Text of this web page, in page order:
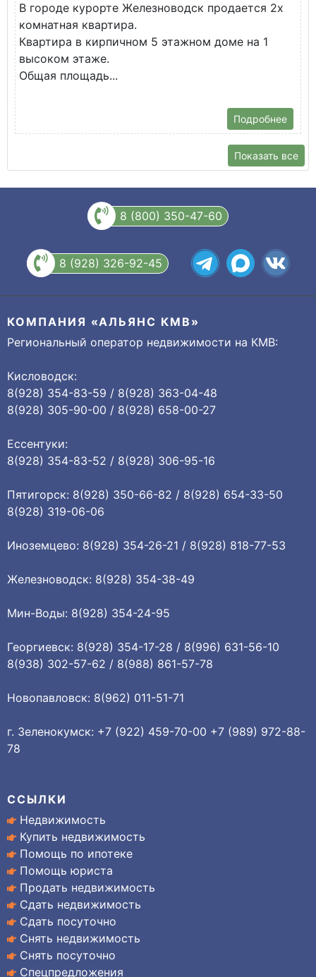
В городе курорте Железноводск продается 2х
комнатная квартира.
Квартира в кирпичном 5 этажном доме на 1
высоком этаже.
Общая площадь...
Подробнее
Показать все
8 (800) 350-47-60
8 (928) 326-92-45
КОМПАНИЯ «АЛЬЯНС КМВ»
Региональный оператор недвижимости на КМВ:
Кисловодск:
8(928) 354-83-59 / 8(928) 363-04-48
8(928) 305-90-00 / 8(928) 658-00-27
Ессентуки:
8(928) 354-83-52 / 8(928) 306-95-16
Пятигорск: 8(928) 350-66-82 / 8(928) 654-33-50
8(928) 319-06-06
Иноземцево: 8(928) 354-26-21 / 8(928) 818-77-53
Железноводск: 8(928) 354-38-49
Мин-Воды: 8(928) 354-24-95
Георгиевск: 8(928) 354-17-28 / 8(996) 631-56-10
8(938) 302-57-62 / 8(988) 861-57-78
Новопавловск: 8(962) 011-51-71
г. Зеленокумск: +7 (922) 459-70-00 +7 (989) 972-88-
78
ССЫЛКИ
Недвижимость
Купить недвижимость
Помощь по ипотеке
Помощь юриста
Продать недвижимость
Сдать недвижимость
Сдать посуточно
Снять недвижимость
Снять посуточно
Спецпредложения